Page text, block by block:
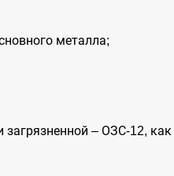
металла;
– ОЗС-12, как